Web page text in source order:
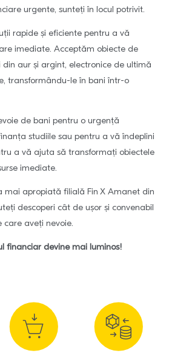
urgente, sunteți în locul potrivit.
rapide și eficiente pentru a vă
imediate. Acceptăm obiecte de
aur și argint, electronice de ultimă
transformându-le în bani într-o
de bani pentru o urgență
studiile sau pentru a vă îndeplini
a vă ajuta să transformați obiectele
imediate.
mai apropiată filială Fin X Amanet din
descoperi cât de ușor și convenabil
care aveți nevoie.
financiar devine mai luminos!